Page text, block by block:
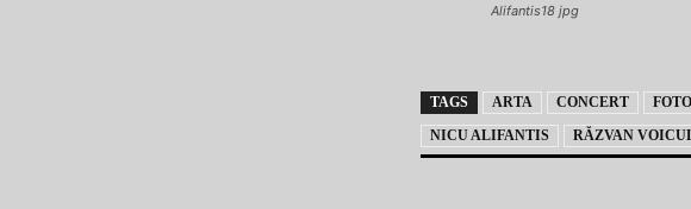
Alifantis18 jpg
TAGS ARTA CONCERT
NICU ALIFANTIS
RĂZVAN